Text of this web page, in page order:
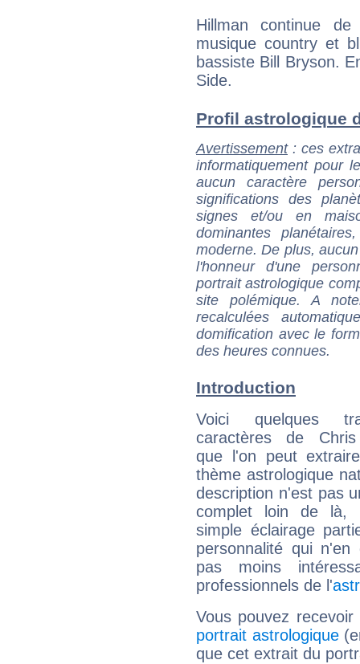
Hillman continue
musique country et
bassiste Bill Bryson.
Side.
Profil astrologique
Avertissement: ces
informatiquement pour
aucun caractère
significations des
signes et/ou en
dominantes
moderne. De plus,
l'honneur d'une
portrait astrologique
site polémique. A
recalculées
domification avec le
des heures connues.
Introduction
Voici quelques
caractères de
que l'on peut
thème astrologique
description n'est pas
complet loin de là,
simple éclairage
personnalité qui n'en
pas moins
professionnels de l'
Vous pouvez
portrait astrologique
que cet extrait du